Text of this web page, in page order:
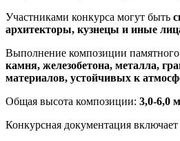
Участниками конкурса могут быть
архитекторы, кузнецы и иные
Выполнение композиции
камня, железобетона, металла,
материалов, устойчивых к
Общая высота композиции: 3,0-6,0 м
Конкурсная документация включает